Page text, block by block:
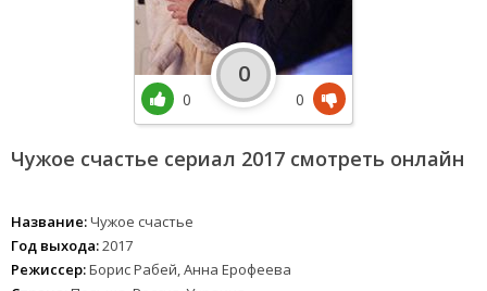
Чужое счастье сериал 2017 смотреть онлайн
Название:Чужое счастье
Год выхода:2017
Режиссер:Борис Рабей, Анна Ерофеева
0
0
0